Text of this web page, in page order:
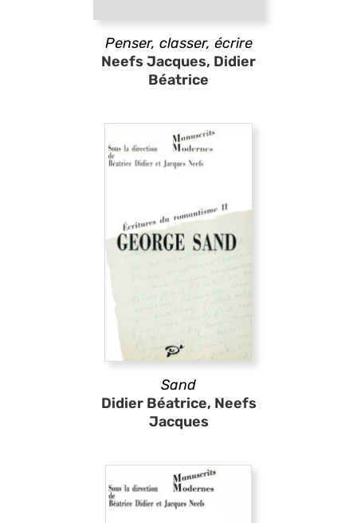
Penser, classer, écrire
Neefs Jacques, Didier
Béatrice
Sand
Didier Béatrice, Neefs
Jacques